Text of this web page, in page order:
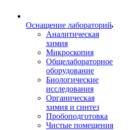
Оснащение лабораторий
Аналитическая
химия
Микроскопия
Общелабораторное
оборудование
Биологические
исследования
Органическая
химия и синтез
Пробоподготовка
Чистые помещения